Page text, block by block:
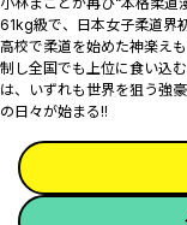
61kg級で、日本女子柔道界
高校で柔道を始めた神楽え
制し全国でも上位に食い込
は、いずれも世界を狙う強
の日々が始まる!!